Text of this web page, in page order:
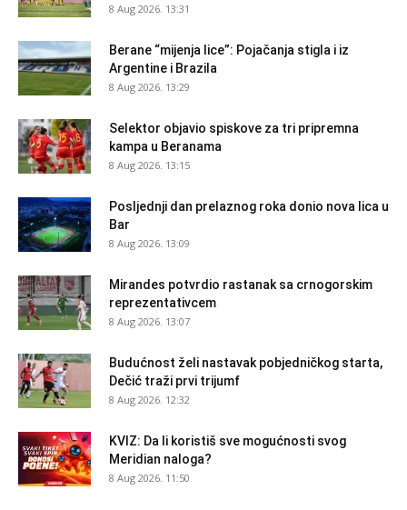
8 Aug 2026. 13:31
Berane “mijenja lice”: Pojačanja stigla i iz
Argentine i Brazila
8 Aug 2026. 13:29
Selektor objavio spiskove za tri pripremna
kampa u Beranama
8 Aug 2026. 13:15
Posljednji dan prelaznog roka donio nova lica u
Bar
8 Aug 2026. 13:09
Mirandes potvrdio rastanak sa crnogorskim
reprezentativcem
8 Aug 2026. 13:07
Budućnost želi nastavak pobjedničkog starta,
Dečić traži prvi trijumf
8 Aug 2026. 12:32
KVIZ: Da li koristiš sve mogućnosti svog
Meridian naloga?
8 Aug 2026. 11:50